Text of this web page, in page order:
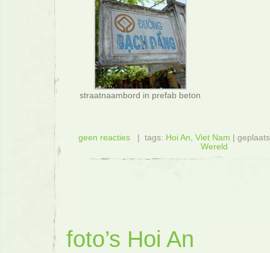
straatnaambord in prefab beton
geen reacties | tags: Hoi An, Viet Nam |
Wereld
foto’s Hoi An